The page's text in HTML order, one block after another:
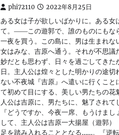
phi72110 2022年8月25日
ある女は子が欲しいばかりに。ある女
て。――この遊郭で、誰のものにもな
一夜を買う。この島に、男は生まれな
女はみな、吉原へ通う。それが不思議
妙だとも思わず、日々を過ごしてき
日。主人公は煌々とした明かりの途切
ない不夜城『吉原』へ遣いに行くこと
て初めて目にする、美しい男たちの花
人公は吉原に、男たちに、魅了されて
『どうですか、今夜一席、もうけまし
して、主人公は吉原一大揚屋（遊郭）
足を踏み入れることとなる……。『逆